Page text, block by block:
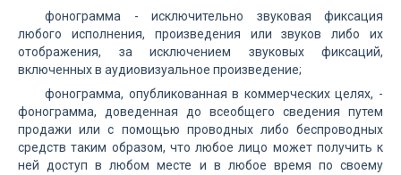
фонограмма - исключительно звуковая фиксация
любого исполнения, произведения или звуков либо их
отображения, за исключением звуковых фиксаций,
включенных в аудиовизуальное произведение;
фонограмма, опубликованная в коммерческих целях, -
фонограмма, доведенная до всеобщего сведения путем
продажи или с помощью проводных либо беспроводных
средств таким образом, что любое лицо может получить к
ней доступ в любом месте и в любое время по своему